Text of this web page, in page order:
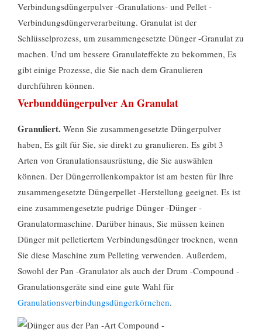
Verbindungsdüngerpulver -Granulations- und Pellet -
Verbindungsdüngerverarbeitung. Granulat ist der
Schlüsselprozess, um zusammengesetzte Dünger -Granulat zu
machen. Und um bessere Granulateffekte zu bekommen, Es
gibt einige Prozesse, die Sie nach dem Granulieren
durchführen können.
Verbunddüngerpulver An Granulat
Granuliert. Wenn Sie zusammengesetzte Düngerpulver
haben, Es gilt für Sie, sie direkt zu granulieren. Es gibt 3
Arten von Granulationsausrüstung, die Sie auswählen
können. Der Düngerrollenkompaktor ist am besten für Ihre
zusammengesetzte Düngerpellet -Herstellung geeignet. Es ist
eine zusammengesetzte pudrige Dünger -Dünger -
Granulatormaschine. Darüber hinaus, Sie müssen keinen
Dünger mit pelletiertem Verbindungsdünger trocknen, wenn
Sie diese Maschine zum Pelleting verwenden. Außerdem,
Sowohl der Pan -Granulator als auch der Drum -Compound -
Granulationsgeräte sind eine gute Wahl für
Granulationsverbindungsdüngerkörnchen.